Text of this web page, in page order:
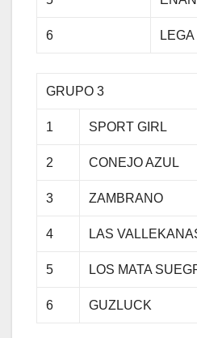
6 LEGA
GRUPO 3
1 SPORT GIRL
2 CONEJO AZUL
3 ZAMBRANO
4 LAS
5 LOS MATA
6 GUZLUCK